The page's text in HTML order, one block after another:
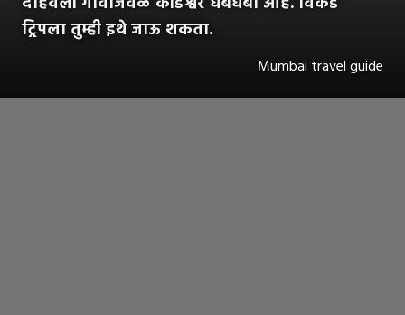
ट्रिपला तुम्ही इथे जाऊ शकता.
Mumbai travel guide